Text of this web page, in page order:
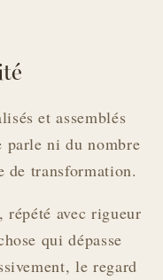
et assemblés
ni du nombre
transformation.
avec rigueur
qui dépasse
le regard